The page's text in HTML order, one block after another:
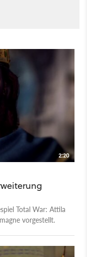
2:20
Total War: Attila
vorgestellt.